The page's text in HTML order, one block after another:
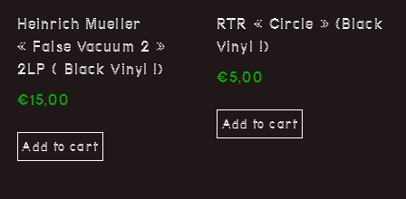
Heinrich Mueller
« False Vacuum 2 »
2LP ( Black Vinyl !)
€15,00
Add to cart
RTR « Circle » (Black
Vinyl !)
€5,00
Add to cart